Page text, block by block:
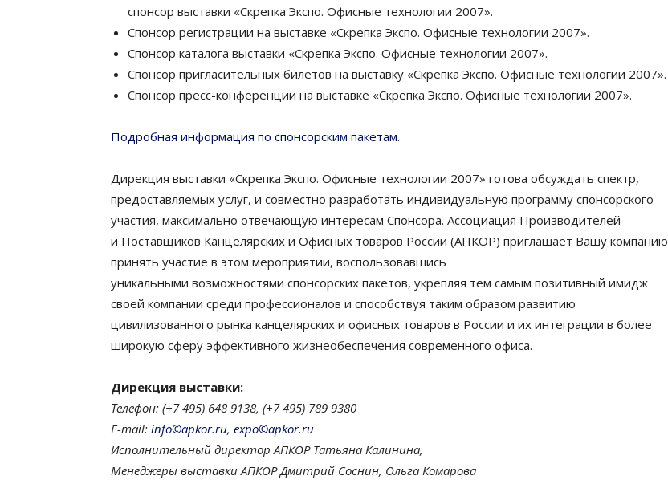
спонсор выставки «Скрепка Экспо. Офисные технологии 2007».
Спонсор регистрации на выставке «Скрепка Экспо. Офисные технологии 2007».
Спонсор каталога выставки «Скрепка Экспо. Офисные технологии 2007».
Спонсор пригласительных билетов на выставку «Скрепка Экспо. Офисные технологии 2007».
Спонсор пресс-конференции на выставке «Скрепка Экспо. Офисные технологии 2007».
Подробная информация по спонсорским пакетам.
Дирекция выставки «Скрепка Экспо. Офисные технологии 2007» готова обсуждать спектр,
предоставляемых услуг, и совместно разработать индивидуальную программу спонсорского
участия, максимально отвечающую интересам Спонсора. Ассоциация Производителей
и Поставщиков Канцелярских и Офисных товаров России (АПКОР) приглашает Вашу компанию
принять участие в этом мероприятии, воспользовавшись
уникальными возможностями спонсорских пакетов, укрепляя тем самым позитивный имидж
своей компании среди профессионалов и способствуя таким образом развитию
цивилизованного рынка канцелярских и офисных товаров в России и их интеграции в более
широкую сферу эффективного жизнеобеспечения современного офиса.
Дирекция выставки:
Телефон: (+7 495) 648 9138, (+7 495) 789 9380
E-mail: info©apkor.ru, expo©apkor.ru
Исполнительный директор АПКОР Татьяна Калинина,
Менеджеры выставки АПКОР Дмитрий Соснин, Ольга Комарова